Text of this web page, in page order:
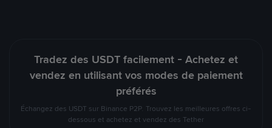
Tradez des USDT facilement - Achetez et
vendez en utilisant vos modes de paiement
préférés
Échangez des USDT sur Binance P2P. Trouvez les meilleures offres ci-
dessous et achetez et vendez des Tether